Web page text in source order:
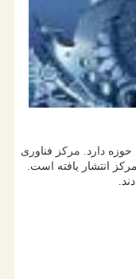
دارد. مرکز فناوری
انتشار یافته است.